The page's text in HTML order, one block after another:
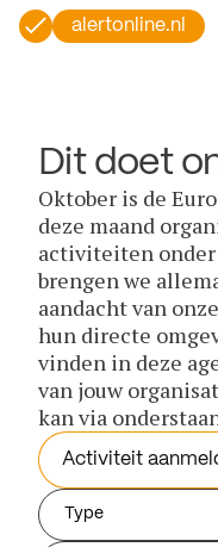
alertonline.nl
Dit doet
Oktober is de
deze maand
activiteiten onder
brengen we
aandacht van
hun directe
vinden in deze
van jouw
kan via
Activiteit
Type